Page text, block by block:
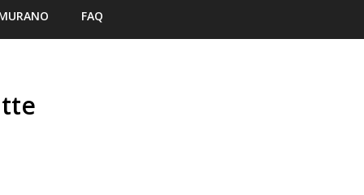
FAQ